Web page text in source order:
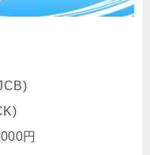
円